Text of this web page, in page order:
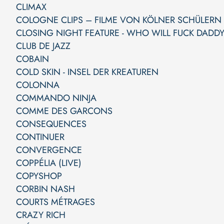
CLIMAX
COLOGNE CLIPS – FILME VON KÖLNER SCHÜLERN
CLOSING NIGHT FEATURE - WHO WILL FUCK DADDY
CLUB DE JAZZ
COBAIN
COLD SKIN - INSEL DER KREATUREN
COLONNA
COMMANDO NINJA
COMME DES GARCONS
CONSEQUENCES
CONTINUER
CONVERGENCE
COPPÉLIA (LIVE)
COPYSHOP
CORBIN NASH
COURTS MÉTRAGES
CRAZY RICH